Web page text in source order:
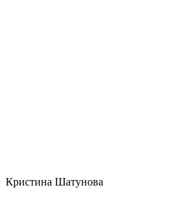
Кристина Шатунова